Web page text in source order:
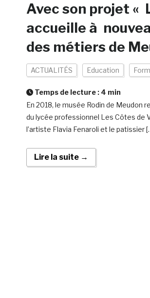
Avec son projet «
accueille à
des métiers de
ACTUALITÉS Education
Temps de lecture : 4 min
En 2018, le musée Rodin de Meudon
du lycée professionnel Les Côtes de
l’artiste Flavia Fenaroli et le patissier
Lire la suite →